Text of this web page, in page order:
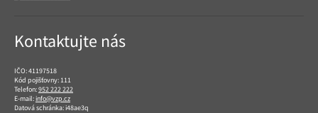
Kontaktujte nás
IČO: 41197518
Kód pojišťovny: 111
Telefon:952 222 222
E-mail:info@vzp.cz
Datová schránka: i48ae3q